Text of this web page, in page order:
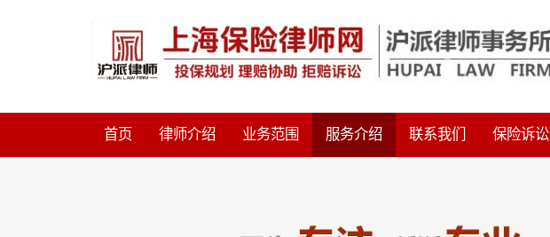
首页 律师介绍 业务范围 服务介绍 联系我们 保险诉讼